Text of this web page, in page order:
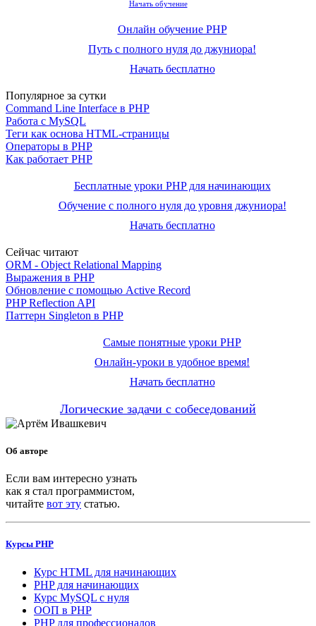
Начать обучение
Онлайн обучение PHP
Путь с полного нуля до джуниора!
Начать бесплатно
Популярное за сутки
Command Line Interface в PHP
Работа с MySQL
Теги как основа HTML-страницы
Операторы в PHP
Как работает PHP
Бесплатные уроки PHP для начинающих
Обучение с полного нуля до уровня джуниора!
Начать бесплатно
Сейчас читают
ORM - Object Relational Mapping
Выражения в PHP
Обновление с помощью Active Record
PHP Reflection API
Паттерн Singleton в PHP
Самые понятные уроки PHP
Онлайн-уроки в удобное время!
Начать бесплатно
Логические задачи с собеседований
Об авторе
Если вам интересно узнать
как я стал программистом,
читайте вот эту статью.
Курсы PHP
Курс HTML для начинающих
PHP для начинающих
Курс MySQL с нуля
ООП в PHP
PHP для профессионалов